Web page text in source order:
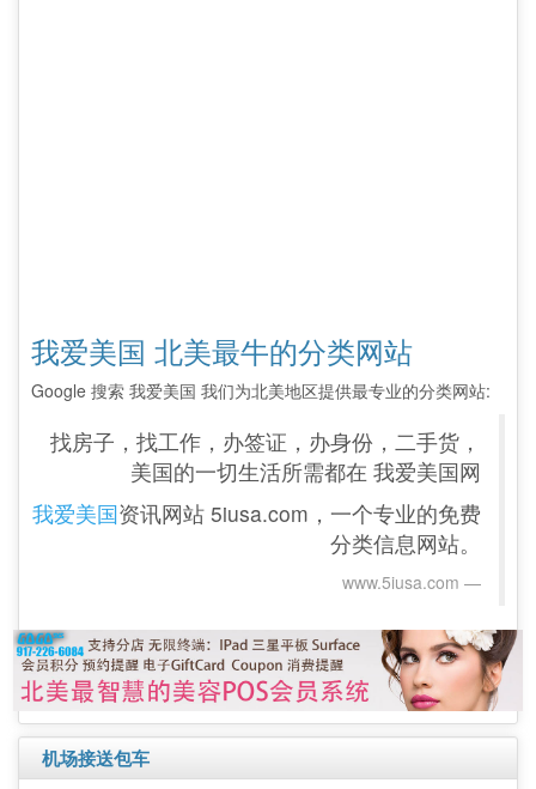
我爱美国 北美最牛的分类网站
Google 搜索 我爱美国 我们为北美地区提供最专业的分类网站:
找房子，找工作，办签证，办身份，二手货，
美国的一切生活所需都在 我爱美国网
我爱美国资讯网站 5iusa.com，一个专业的免费
分类信息网站。
www.5iusa.com‎
机场接送包车